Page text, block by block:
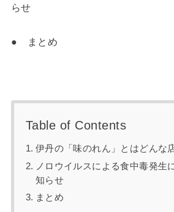
らせ
● まとめ
Table of Contents
伊丹の「味のれん」とはどんな
ノロウイルスによる食中毒発生
知らせ
まとめ